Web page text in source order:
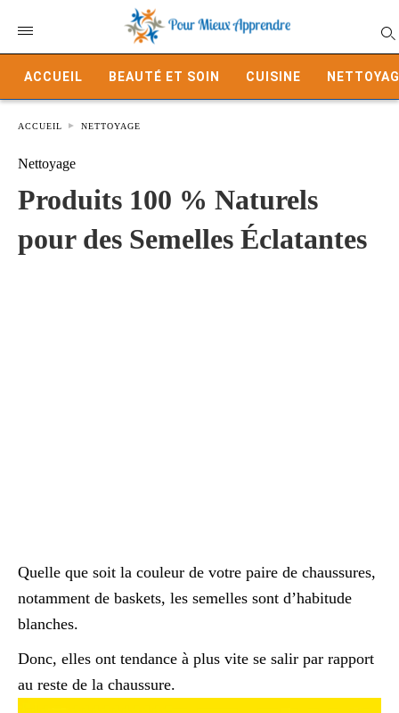
ACCUEIL BEAUTÉ ET SOIN CUISINE
ACCUEIL NETTOYAGE
Nettoyage
Produits 100 % Naturels
pour des Semelles Éclatantes
Quelle que soit la couleur de votre paire de chaussures,
notamment de baskets, les semelles sont d’habitude
blanches.
Donc, elles ont tendance à plus vite se salir par rapport
au reste de la chaussure.